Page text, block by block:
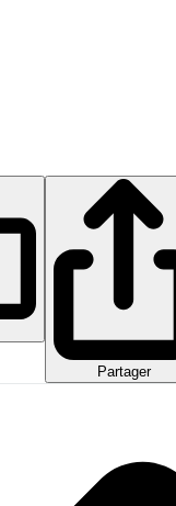
Partager